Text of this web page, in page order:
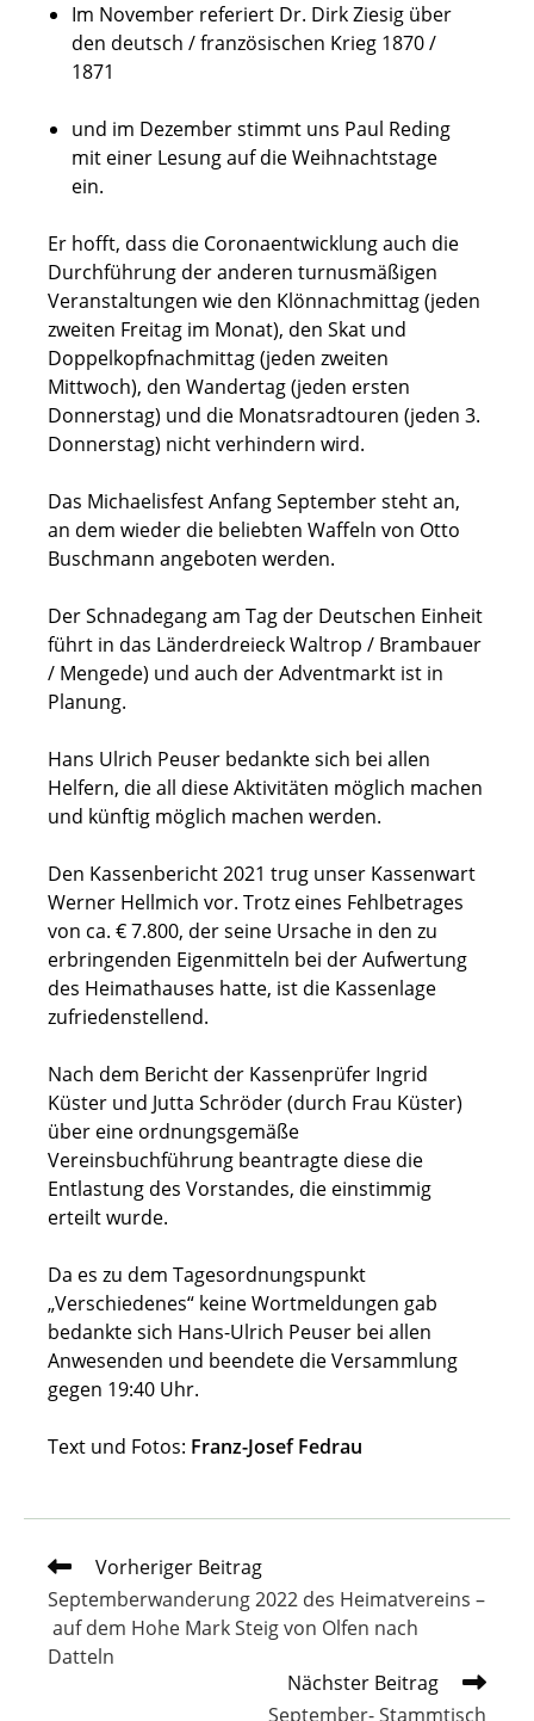
Im November referiert Dr. Dirk Ziesig über
den deutsch / französischen Krieg 1870 /
1871
und im Dezember stimmt uns Paul Reding
mit einer Lesung auf die Weihnachtstage
ein.
Er hofft, dass die Coronaentwicklung auch die
Durchführung der anderen turnusmäßigen
Veranstaltungen wie den Klönnachmittag (jeden
zweiten Freitag im Monat), den Skat und
Doppelkopfnachmittag (jeden zweiten
Mittwoch), den Wandertag (jeden ersten
Donnerstag) und die Monatsradtouren (jeden 3.
Donnerstag) nicht verhindern wird.
Das Michaelisfest Anfang September steht an,
an dem wieder die beliebten Waffeln von Otto
Buschmann angeboten werden.
Der Schnadegang am Tag der Deutschen Einheit
führt in das Länderdreieck Waltrop / Brambauer
/ Mengede) und auch der Adventmarkt ist in
Planung.
Hans Ulrich Peuser bedankte sich bei allen
Helfern, die all diese Aktivitäten möglich machen
und künftig möglich machen werden.
Den Kassenbericht 2021 trug unser Kassenwart
Werner Hellmich vor. Trotz eines Fehlbetrages
von ca. € 7.800, der seine Ursache in den zu
erbringenden Eigenmitteln bei der Aufwertung
des Heimathauses hatte, ist die Kassenlage
zufriedenstellend.
Nach dem Bericht der Kassenprüfer Ingrid
Küster und Jutta Schröder (durch Frau Küster)
über eine ordnungsgemäße
Vereinsbuchführung beantragte diese die
Entlastung des Vorstandes, die einstimmig
erteilt wurde.
Da es zu dem Tagesordnungspunkt
„Verschiedenes“ keine Wortmeldungen gab
bedankte sich Hans-Ulrich Peuser bei allen
Anwesenden und beendete die Versammlung
gegen 19:40 Uhr.
Text und Fotos: Franz-Josef Fedrau
Weitere
Artikel
ansehen
Vorheriger Beitrag
Septemberwanderung 2022 des Heimatvereins –
auf dem Hohe Mark Steig von Olfen nach
Datteln
Nächster Beitrag
September- Stammtisch